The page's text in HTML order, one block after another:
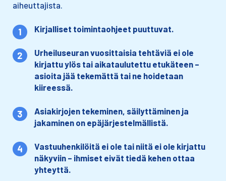
aiheuttajista.
Kirjalliset toimintaohjeet puuttuvat.
Urheiluseuran vuosittaisia tehtäviä ei ole
kirjattu ylös tai aikataulutettu etukäteen –
asioita jää tekemättä tai ne hoidetaan
kiireessä.
Asiakirjojen tekeminen, säilyttäminen ja
jakaminen on epäjärjestelmällistä.
Vastuuhenkilöitä ei ole tai niitä ei ole kirjattu
näkyviin – ihmiset eivät tiedä kehen ottaa
yhteyttä.